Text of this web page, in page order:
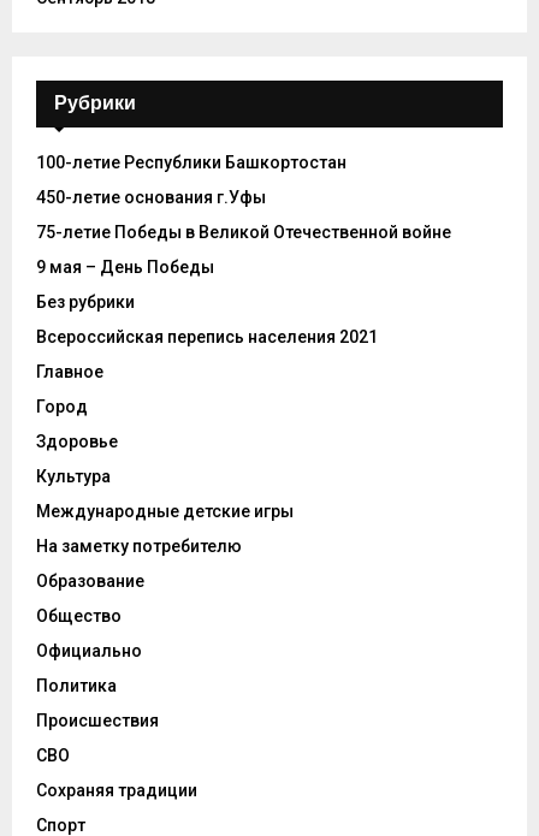
Рубрики
100-летие Республики Башкортостан
450-летие основания г.Уфы
75-летие Победы в Великой Отечественной войне
9 мая – День Победы
Без рубрики
Всероссийская перепись населения 2021
Главное
Город
Здоровье
Культура
Международные детские игры
На заметку потребителю
Образование
Общество
Официально
Политика
Происшествия
СВО
Сохраняя традиции
Спорт